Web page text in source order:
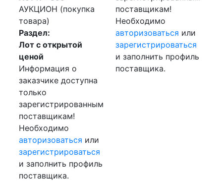
АУКЦИОН (покупка
товара)
Раздел:
Лот с открытой
ценой
Информация о
заказчике доступна
только
зарегистрированным
поставщикам!
Необходимо
авторизоваться или
зарегистрироваться
и заполнить профиль
поставщика.
поставщикам!
Необходимо
авторизоваться или
зарегистрироваться
и заполнить профиль
поставщика.